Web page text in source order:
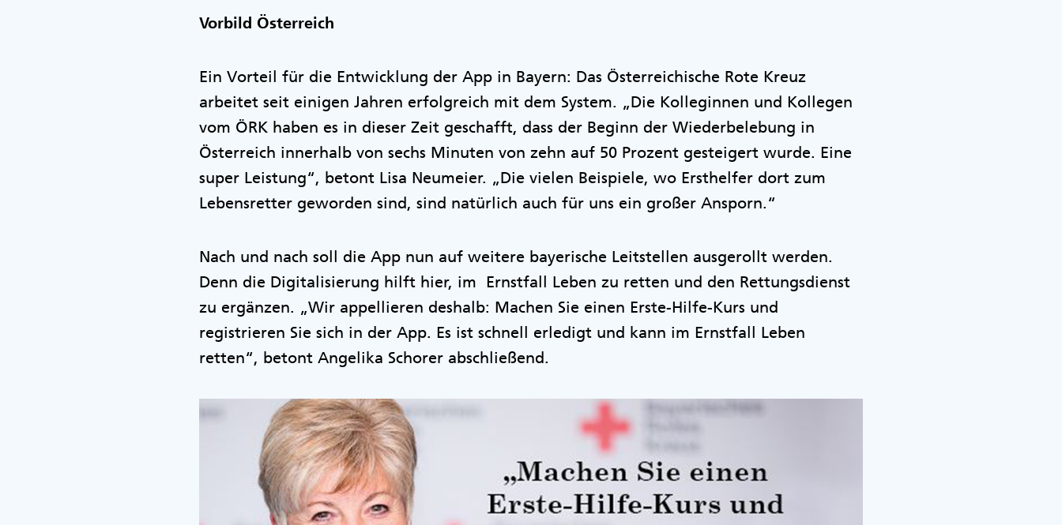
Vorbild Österreich
Ein Vorteil für die Entwicklung der App in Bayern: Das Österreichische Rote Kreuz
arbeitet seit einigen Jahren erfolgreich mit dem System. „Die Kolleginnen und Kollegen
vom ÖRK haben es in dieser Zeit geschafft, dass der Beginn der Wiederbelebung in
Österreich innerhalb von sechs Minuten von zehn auf 50 Prozent gesteigert wurde. Eine
super Leistung“, betont Lisa Neumeier. „Die vielen Beispiele, wo Ersthelfer dort zum
Lebensretter geworden sind, sind natürlich auch für uns ein großer Ansporn.“
Nach und nach soll die App nun auf weitere bayerische Leitstellen ausgerollt werden.
Denn die Digitalisierung hilft hier, im Ernstfall Leben zu retten und den Rettungsdienst
zu ergänzen. „Wir appellieren deshalb: Machen Sie einen Erste-Hilfe-Kurs und
registrieren Sie sich in der App. Es ist schnell erledigt und kann im Ernstfall Leben
retten“, betont Angelika Schorer abschließend.